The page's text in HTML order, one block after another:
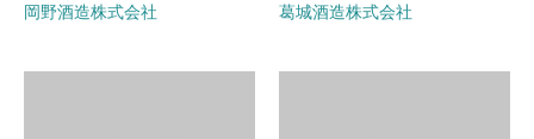
岡野酒造株式会社 葛城酒造株式会社